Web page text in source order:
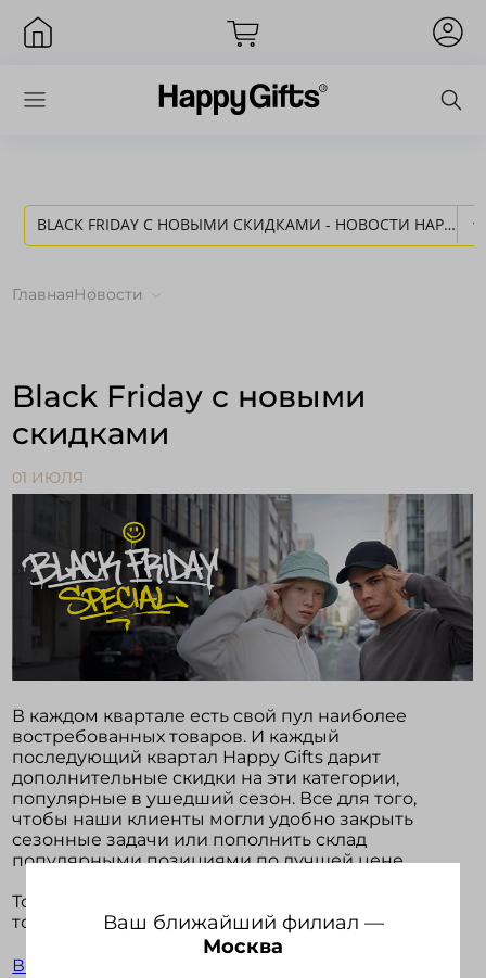
Ваш ближайший филиал —
Москва
BLACK FRIDAY С НОВЫМИ СКИДКАМИ - НОВОСТИ HAPPY
ГлавнаяНовости
Black Friday с новыми
скидками
01 ИЮЛЯ
В каждом квартале есть свой пул наиболее
востребованных товаров. И каждый
последующий квартал Happy Gifts дарит
дополнительные скидки на эти категории,
популярные в ушедший сезон. Все для того,
чтобы наши клиенты могли удобно закрыть
сезонные задачи или пополнить склад
популярными позициями по лучшей цене.
Топы продаж весны — куртки, ветровки,
толстовки — с увеличенной выгодой:
Ветровка COLIN
Вход
Запомнить меня
Войти в кабинет
Зарегистрироваться